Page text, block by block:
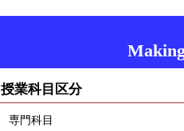
授業科目区分
専門科目